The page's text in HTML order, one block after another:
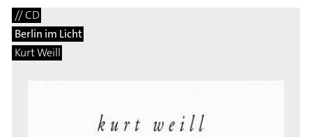
// CD
Berlin im Licht
Kurt Weill